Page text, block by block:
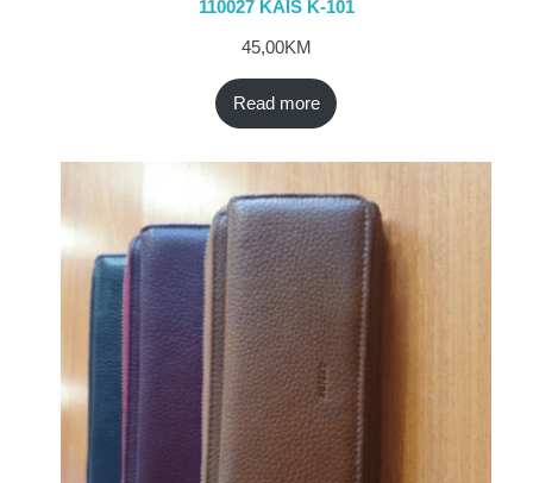
110027 KAIŠ K-101
45,00KM
Read more